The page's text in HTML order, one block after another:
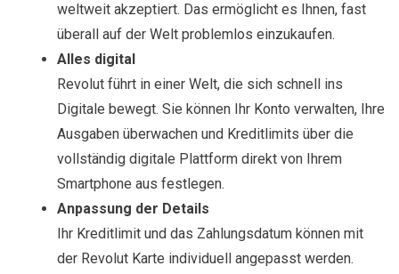
weltweit akzeptiert. Das ermöglicht es Ihnen, fast
überall auf der Welt problemlos einzukaufen.
Alles digital
Revolut führt in einer Welt, die sich schnell ins
Digitale bewegt. Sie können Ihr Konto verwalten, Ihre
Ausgaben überwachen und Kreditlimits über die
vollständig digitale Plattform direkt von Ihrem
Smartphone aus festlegen.
Anpassung der Details
Ihr Kreditlimit und das Zahlungsdatum können mit
der Revolut Karte individuell angepasst werden.